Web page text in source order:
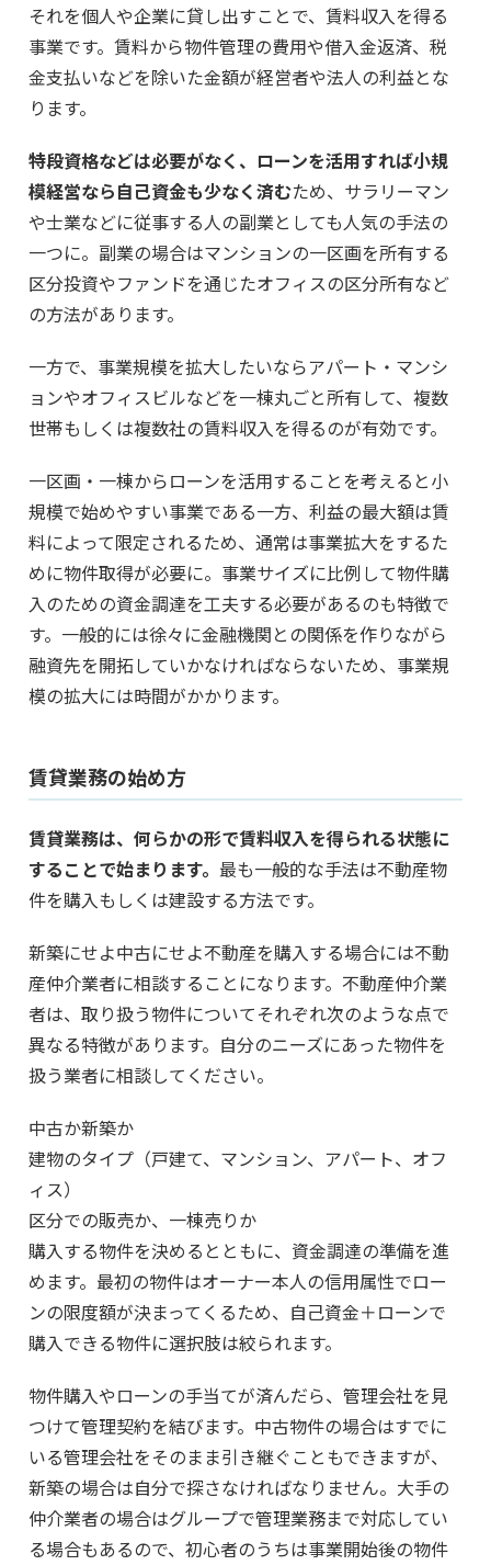
それを個人や企業に貸し出すことで、賃料収入を得る
事業です。賃料から物件管理の費用や借入金返済、税
金支払いなどを除いた金額が経営者や法人の利益とな
ります。
特段資格などは必要がなく、ローンを活用すれば小規
模経営なら自己資金も少なく済むため、サラリーマン
や士業などに従事する人の副業としても人気の手法の
一つに。副業の場合はマンションの一区画を所有する
区分投資やファンドを通じたオフィスの区分所有など
の方法があります。
一方で、事業規模を拡大したいならアパート・マンシ
ョンやオフィスビルなどを一棟丸ごと所有して、複数
世帯もしくは複数社の賃料収入を得るのが有効です。
一区画・一棟からローンを活用することを考えると小
規模で始めやすい事業である一方、利益の最大額は賃
料によって限定されるため、通常は事業拡大をするた
めに物件取得が必要に。事業サイズに比例して物件購
入のための資金調達を工夫する必要があるのも特徴で
す。一般的には徐々に金融機関との関係を作りながら
融資先を開拓していかなければならないため、事業規
模の拡大には時間がかかります。
賃貸業務の始め方
賃貸業務は、何らかの形で賃料収入を得られる状態に
することで始まります。 最も一般的な手法は不動産物
件を購入もしくは建設する方法です。
新築にせよ中古にせよ不動産を購入する場合には不動
産仲介業者に相談することになります。不動産仲介業
者は、取り扱う物件についてそれぞれ次のような点で
異なる特徴があります。自分のニーズにあった物件を
扱う業者に相談してください。
中古か新築か
建物のタイプ（戸建て、マンション、アパート、オフ
ィス）
区分での販売か、一棟売りか
購入する物件を決めるとともに、資金調達の準備を進
めます。最初の物件はオーナー本人の信用属性でロー
ンの限度額が決まってくるため、自己資金＋ローンで
購入できる物件に選択肢は絞られます。
物件購入やローンの手当てが済んだら、管理会社を見
つけて管理契約を結びます。中古物件の場合はすでに
いる管理会社をそのまま引き継ぐこともできますが、
新築の場合は自分で探さなければなりません。大手の
仲介業者の場合はグループで管理業務まで対応してい
る場合もあるので、初心者のうちは事業開始後の物件